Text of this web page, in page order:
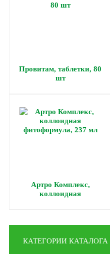
Провитам, таблетки, 80
шт
Артро Комплекс,
коллоидная
КАТЕГОРИИ КАТАЛОГА